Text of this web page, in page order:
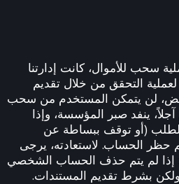
سحب للأموال، كانت إدارتنا
التحقق من خلال تقديم
لن يتمكن المستخدم من سحب
ينفد صبر المؤسسة، وإذا
(أو توقف ببساطة عن
حظر الحساب. لاستعادته، يرجى
إذا لم يتم حذف الحساب الشخصي
ولكن بشرط تقديم المستندات.